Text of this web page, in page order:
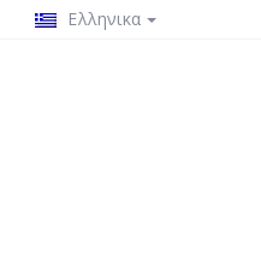
Ελληνικα